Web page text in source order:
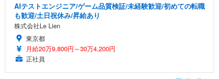
AIテストエンジニア/ゲーム品質検証/未経験歓迎/初めての転職
も歓迎/土日祝休み/昇給あり
株式会社Le Lien
東京都
月給20万9,800円～30万4,200円
正社員